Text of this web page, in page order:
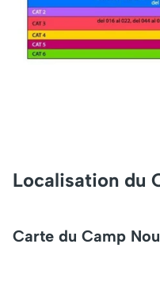
Localisation du
Carte du Camp